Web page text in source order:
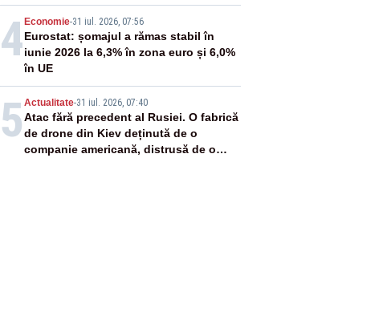
4 Economie-31 iul. 2026, 07:56
Eurostat: șomajul a rămas stabil în
iunie 2026 la 6,3% în zona euro și 6,0%
în UE
5 Actualitate-31 iul. 2026, 07:40
Atac fără precedent al Rusiei. O fabrică
de drone din Kiev deținută de o
companie americană, distrusă de o